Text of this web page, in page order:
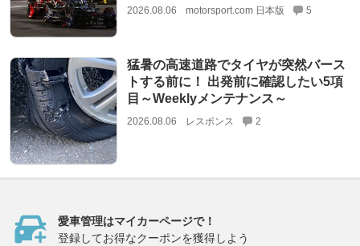
2026.08.06 motorsport.com 日本版 5
猛暑の高速道路でタイヤが突然バース
トする前に！ 出発前に確認したい5項
目～Weeklyメンテナンス～
2026.08.06 レスポンス 2
愛車管理はマイカーページで！
登録してお得なクーポンを獲得しよう